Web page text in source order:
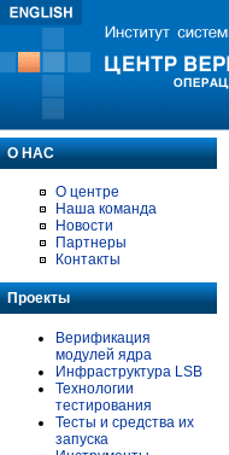
О НАС
О центре
Наша команда
Новости
Партнеры
Контакты
Проекты
Верификация
модулей ядра
Инфраструктура LSB
Технологии
тестирования
Тесты и средства их
запуска